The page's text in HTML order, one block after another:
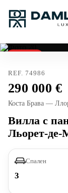
REF. 74986
290 000
Коста Брава —
Вилла с
Льорет-де-
Спален
3